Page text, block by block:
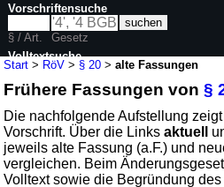
Start > RöV > § 20 >alte Fassungen
Frühere Fassungen von§
Die nachfolgende Aufstellung
Vorschrift. Über die Linksaktuell
jeweils alte Fassung (a.F.) und
vergleichen. Beim
Volltext sowie die Begründung
Vorschriftensuche
§ / Art.
Gesetz
Volltextsuche
nur in RöV